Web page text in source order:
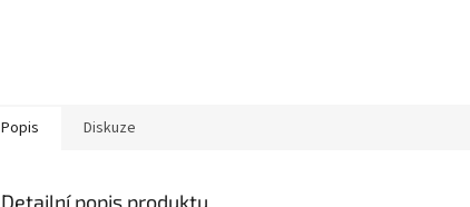
Popis Diskuze
Detailní popis produktu